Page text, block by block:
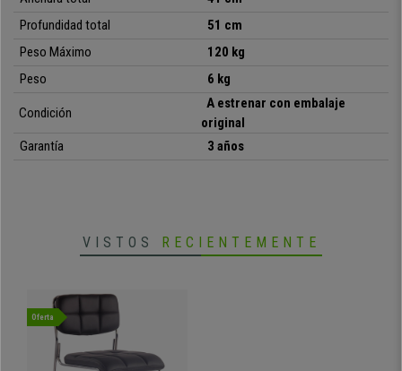
Estructura metálica muy resistente
• Diseño moderno, varios acabados
Profundidad total
51 cm
Peso Máximo
120 kg
Peso
6 kg
Condición
A estrenar con embalaje
original
Garantía
3 años
VISTOS RECIENTEMENTE
Oferta